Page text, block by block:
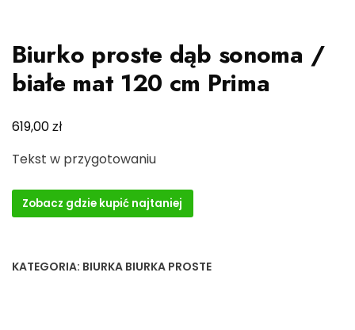
Biurko proste dąb sonoma /
białe mat 120 cm Prima
619,00zł
Tekst w przygotowaniu
Zobacz gdzie kupić najtaniej
KATEGORIA: BIURKA BIURKA PROSTE